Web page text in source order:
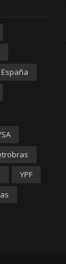
España
YPF